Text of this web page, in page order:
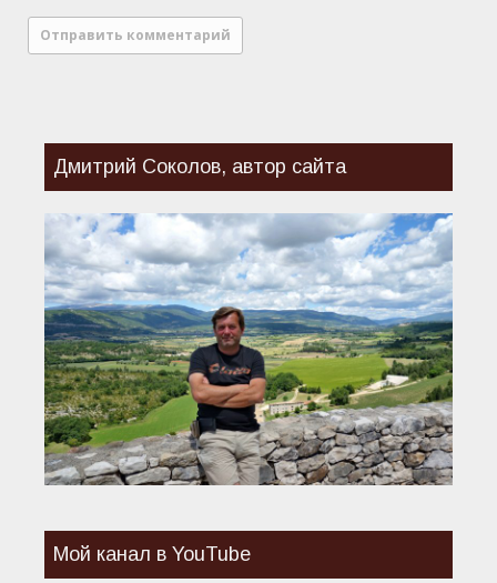
Дмитрий Соколов, автор сайта
Мой канал в YouTube